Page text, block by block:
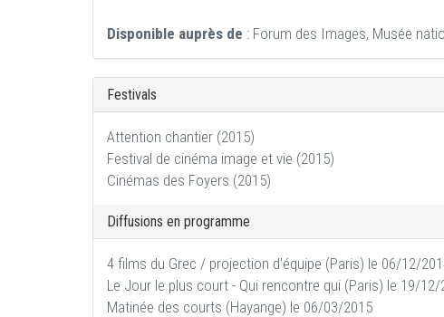
Disponible auprès de : Forum des Images, Musée
Festivals
Attention chantier (2015)
Festival de cinéma image et vie (2015)
Cinémas des Foyers (2015)
Diffusions en programme
4 films du Grec / projection d’équipe (Paris) le 06/12/
Le Jour le plus court - Qui rencontre qui (Paris) le 19/12/
Matinée des courts (Hayange) le 06/03/2015